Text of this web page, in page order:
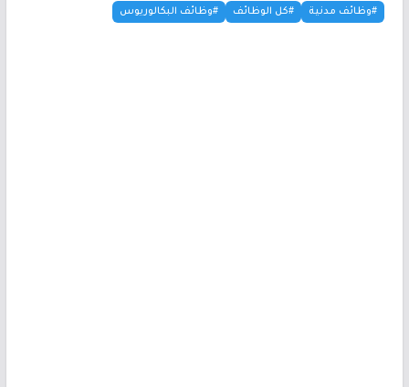
#وظائف مدنية #كل الوظائف #وظائف البكالوريوس